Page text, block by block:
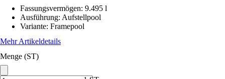
Fassungsvermögen: 9.495 l
Ausführung: Aufstellpool
Variante: Framepool
Mehr Artikeldetails
Menge (ST)